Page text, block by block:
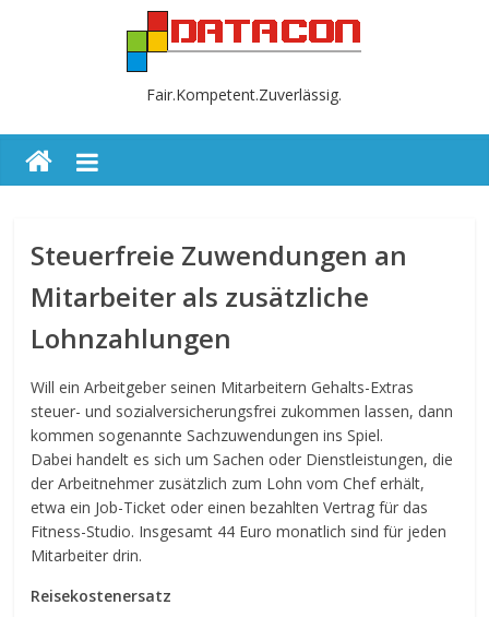
Fair.Kompetent.Zuverlässig.
Steuerfreie Zuwendungen an
Mitarbeiter als zusätzliche
Lohnzahlungen
Will ein Arbeitgeber seinen Mitarbeitern Gehalts-Extras
steuer- und sozialversicherungsfrei zukommen lassen, dann
kommen sogenannte Sachzuwendungen ins Spiel.
Dabei handelt es sich um Sachen oder Dienstleistungen, die
der Arbeitnehmer zusätzlich zum Lohn vom Chef erhält,
etwa ein Job-Ticket oder einen bezahlten Vertrag für das
Fitness-Studio. Insgesamt 44 Euro monatlich sind für jeden
Mitarbeiter drin.
Reisekostenersatz